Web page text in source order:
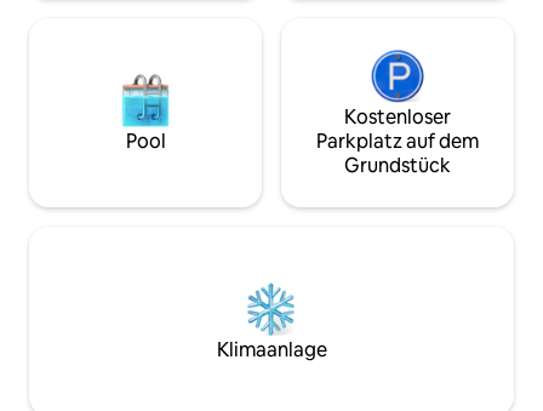
Pool
Kostenloser
Parkplatz auf dem
Grundstück
Klimaanlage